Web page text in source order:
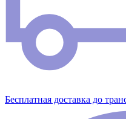
Бесплатная доставка до